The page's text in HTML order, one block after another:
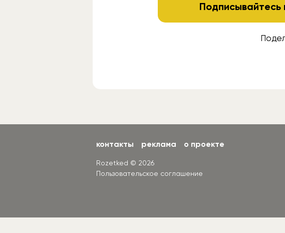
Подписывайтесь
контакты реклама о проекте
Rozetked © 2026
Пользовательское соглашение